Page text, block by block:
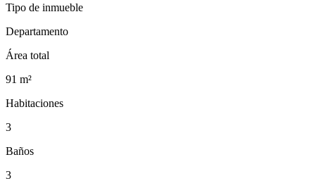
Tipo de inmueble
Departamento
Área total
91 m²
Habitaciones
3
Baños
3